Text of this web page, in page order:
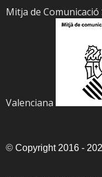
Mitja de
Valenciana
© Copyright 2016 -